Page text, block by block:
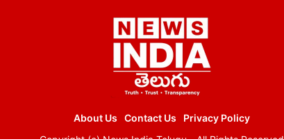
About Us Contact Us
Privacy Policy